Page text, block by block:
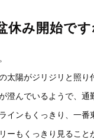
休み開始で
太陽がジリジリと照り
澄んでいるようで、通
インもくっきり、一番
ーもくっきり見ること